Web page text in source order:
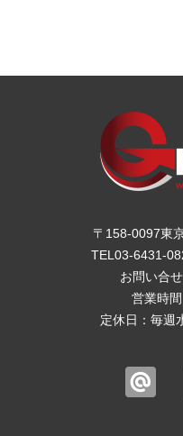
〒158-0097東
TEL03-6431-
お問い合
営業時
定休日：毎週